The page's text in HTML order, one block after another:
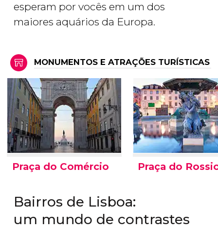
esperam por vocês em um dos
maiores aquários da Europa.
MONUMENTOS E ATRAÇÕES TURÍSTICAS
Praça do Comércio Praça do
Bairros de Lisboa:
um mundo de contrastes